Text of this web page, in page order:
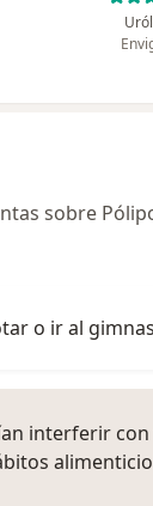
sobre
o ir al
interferir